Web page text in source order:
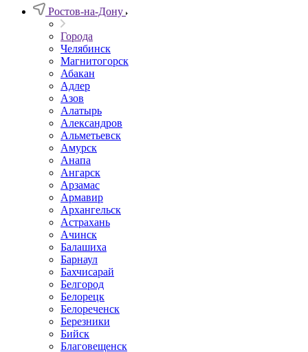
Ростов-на-Дону
Города
Челябинск
Магнитогорск
Абакан
Адлер
Азов
Алатырь
Александров
Альметьевск
Амурск
Анапа
Ангарск
Арзамас
Армавир
Архангельск
Астрахань
Ачинск
Балашиха
Барнаул
Бахчисарай
Белгород
Белорецк
Белореченск
Березники
Бийск
Благовещенск